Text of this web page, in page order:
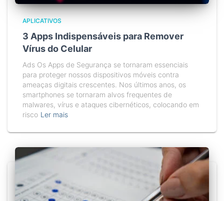
APLICATIVOS
3 Apps Indispensáveis para Remover
Vírus do Celular
Ads Os Apps de Segurança se tornaram essenciais
para proteger nossos dispositivos móveis contra
ameaças digitais crescentes. Nos últimos anos, os
smartphones se tornaram alvos frequentes de
malwares, vírus e ataques cibernéticos, colocando em
risco Ler mais